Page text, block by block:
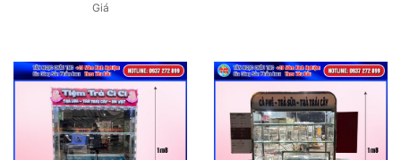
Giá